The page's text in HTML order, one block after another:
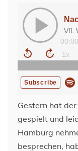
Gestern hat
gespielt und
Hamburg
besprechen,